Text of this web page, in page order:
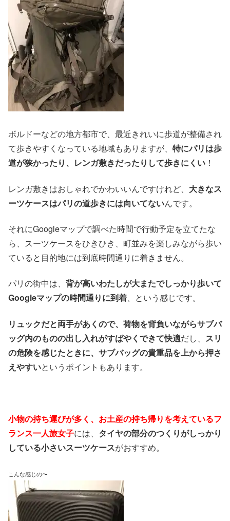
ボルドーなどの地方都市で、最近きれいに歩道が整備され
て歩きやすくなっている地域もありますが、 特にパリは歩
道が狭かったり、レンガ敷きだったりして歩きにくい ！
レンガ敷きはおしゃれでかわいいんですけれど、 大きなス
ーツケースはパリの道歩きには向いてないんです。
それにGoogleマップで調べた時間で行動予定を立てたな
ら、スーツケースをひきひき、町並みを楽しみながら歩い
ていると目的地には到底時間通りに着きません。
パリの街中は、 背が高いわたしが大またでしっかり歩いて
Googleマップの時間通りに到着、という感じです。
リュックだと両手があくので、荷物を背負いながらサブバ
ッグ内のものの出し入れがすばやくできて快適だし、 スリ
の危険を感じたときに、サブバッグの貴重品を上から押さ
えやすいというポイントもあります。
小物の持ち運びが多く、お土産の持ち帰りを考えているフ
ランス一人旅女子には、 タイヤの部分のつくりがしっかり
している小さいスーツケースがおすすめ。
こんな感じの〜